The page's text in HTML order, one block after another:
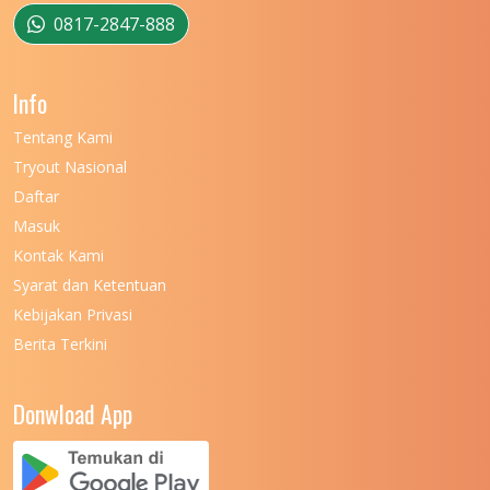
UNIVERSITAS MUSAMUS
UNIVERSITAS NEGERI KHAIRUN
UNIVERSITAS NEGERI MANADO
UNIVERSITAS NEGERI MEDAN
UNIVERSITAS NEGERI PADANG
UNIVERSITAS NUSA CENDANA
UNIVERSITAS PADJADJARAN
0817-2847-888
Info
Tentang Kami
Tryout Nasional
Daftar
Masuk
Kontak Kami
Syarat dan Ketentuan
Kebijakan Privasi
Berita Terkini
Donwload App